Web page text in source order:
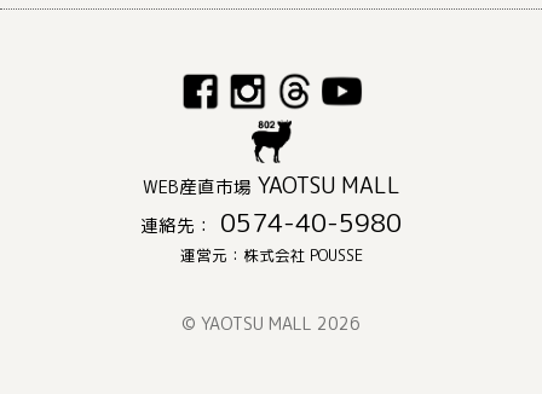
WEB産直市場 YAOTSU MALL
連絡先： 0574-40-5980
運営元：株式会社 POUSSE
© YAOTSU MALL 2026